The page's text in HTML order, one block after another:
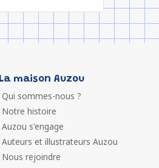
La maison Auzou
Qui sommes-nous ?
Notre histoire
Auzou s'engage
Auteurs et illustrateurs Auzou
Nous rejoindre